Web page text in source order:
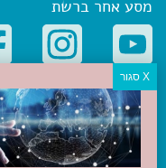
מסע אחר ברשת
קטגוריות פופולריות
יעדים
טיולים בישראל